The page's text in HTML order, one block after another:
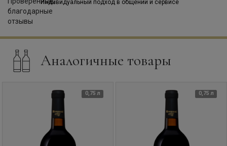
Индивидуальный подход в общении и сервисе
Аналогичные товары
0,75 л 0,75 л